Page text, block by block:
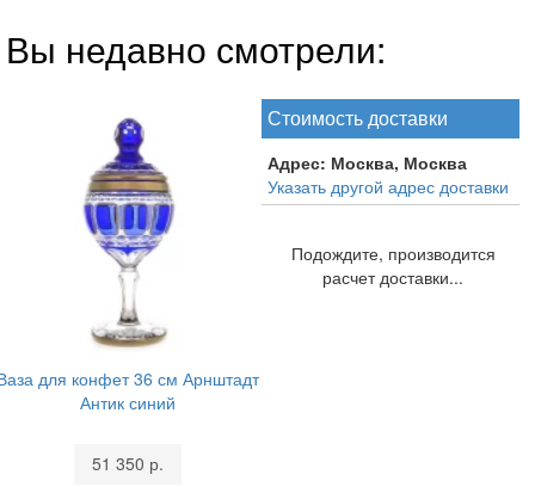
Вы недавно смотрели:
для конфет 36 см Арнштадт
Антик синий
51 350 р.
Стоимость доставки
Адрес: Москва, Москва
Указать другой адрес доставки
Подождите, производится
расчет доставки...